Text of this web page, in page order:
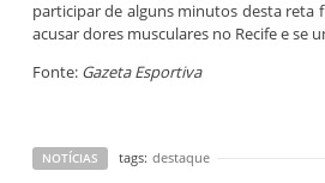
participar de alguns minutos desta reta
acusar dores musculares no Recife e se
Fonte: Gazeta Esportiva
NOTÍCIAS tags: destaque